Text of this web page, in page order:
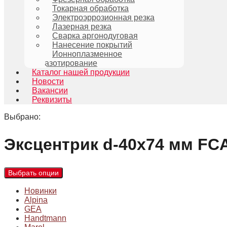
Токарная обработка
Электроэррозионная резка
Лазерная резка
Сварка аргонодуговая
Нанесение покрытий
Ионноплазменное
азотирование
Каталог нашей продукции
Новости
Вакансии
Реквизиты
Выбрано:
Эксцентрик d-40х74 мм
Выбрать опции
Новинки
Alpina
GEA
Handtmann